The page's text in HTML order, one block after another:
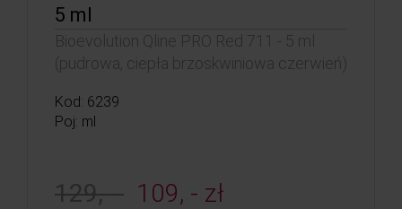
5 ml
Bioevolution Qline PRO Red 711 - 5 ml
(pudrowa, ciepła brzoskwiniowa czerwień)
Kod: 6239
Poj: ml
129, - 109, - zł